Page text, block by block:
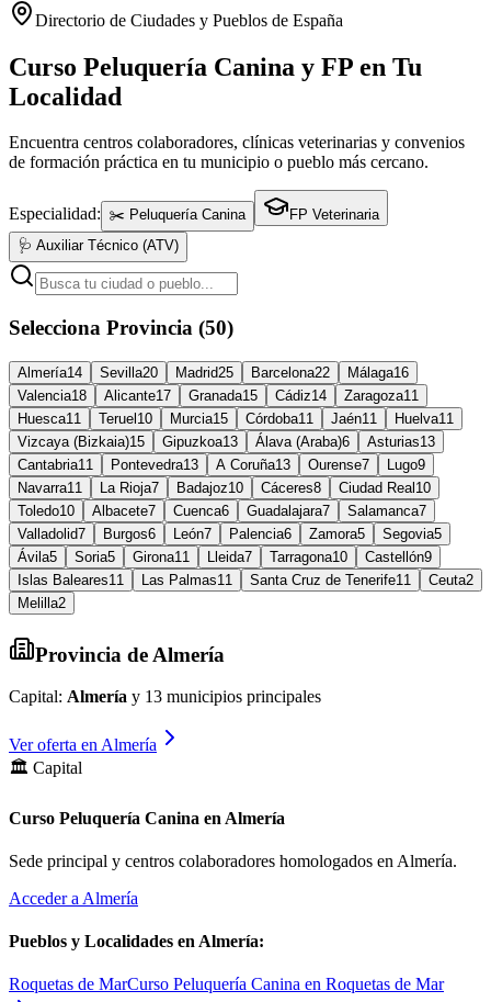
Directorio de Ciudades y Pueblos de España
Curso Peluquería Canina y FP en Tu
Localidad
Encuentra centros colaboradores, clínicas veterinarias y convenios
de formación práctica en tu municipio o pueblo más cercano.
Especialidad: ✂️ Peluquería Canina
FP Veterinaria
🩺 Auxiliar Técnico (ATV)
Selecciona Provincia (50)
Almería14 Sevilla20 Madrid25 Barcelona22 Málaga16
Valencia18 Alicante17 Granada15 Cádiz14 Zaragoza11
Huesca11 Teruel 10 Murcia15 Córdoba11 Jaén11 Huelva11
Vizcaya (Bizkaia)15 Gipuzkoa13 Álava (Araba)6 Asturias13
Cantabria11 Pontevedra13 A Coruña13 Ourense7 Lugo9
Navarra11 La Rioja7 Badajoz10 Cáceres8 Ciudad Real 10
Toledo10 Albacete7 Cuenca6 Guadalajara7 Salamanca7
Valladolid7 Burgos6 León7 Palencia6 Zamora5 Segovia5
Ávila5 Soria5 Girona11 Lleida7 Tarragona10 Castellón9
Islas Baleares11 Las Palmas11 Santa Cruz de Tenerife11 Ceuta2
Melilla2
Provincia de Almería
Capital: Almería y 13 municipios principales
Ver oferta en Almería
🏛️ Capital
Curso Peluquería Canina en Almería
Sede principal y centros colaboradores homologados en Almería.
Acceder a Almería
Pueblos y Localidades en Almería:
Roquetas de MarCurso Peluquería Canina en Roquetas de Mar